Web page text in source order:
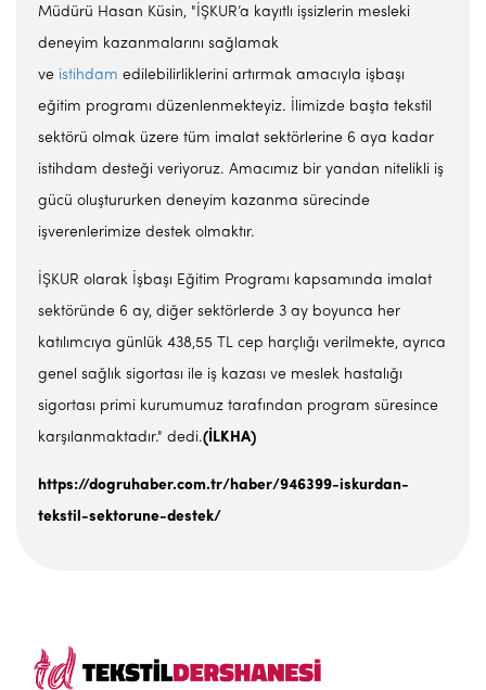
Müdürü Hasan Küsin, "İŞKUR’a kayıtlı işsizlerin mesleki
deneyim kazanmalarını sağlamak
ve istihdam edilebilirliklerini artırmak amacıyla işbaşı
eğitim programı düzenlenmekteyiz. İlimizde başta tekstil
sektörü olmak üzere tüm imalat sektörlerine 6 aya kadar
istihdam desteği veriyoruz. Amacımız bir yandan nitelikli iş
gücü oluştururken deneyim kazanma sürecinde
işverenlerimize destek olmaktır.
İŞKUR olarak İşbaşı Eğitim Programı kapsamında imalat
sektöründe 6 ay, diğer sektörlerde 3 ay boyunca her
katılımcıya günlük 438,55 TL cep harçlığı verilmekte, ayrıca
genel sağlık sigortası ile iş kazası ve meslek hastalığı
sigortası primi kurumumuz tarafından program süresince
karşılanmaktadır." dedi.(İLKHA)
https://dogruhaber.com.tr/haber/946399-iskurdan-
tekstil-sektorune-destek/